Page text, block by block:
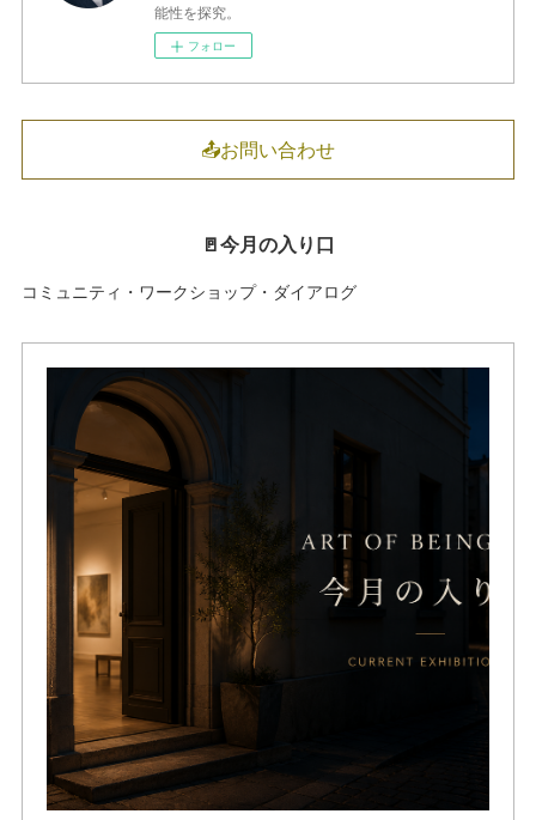
能性を探究。
フォロー
📤お問い合わせ
🚪今月の入り口
コミュニティ・ワークショップ・ダイアログ